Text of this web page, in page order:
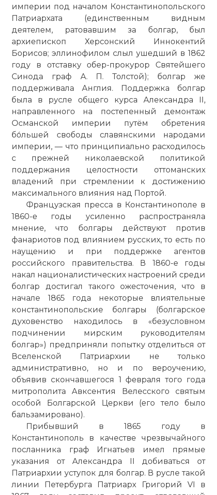
империи под началом Константинопольского
Патриархата (единственным видным
деятелем, ратовавшим за болгар, был
архиепископ Херсонский Иннокентий
Борисов; эллинофилом слыл ушедший в 1862
году в отставку обер-прокурор Святейшего
Синода граф А. П. Толстой); болгар же
поддерживала Англия. Поддержка болгар
была в русле общего курса Александра II,
направленного на постепенный демонтаж
Османской империи путём обретения
бо́льшей свободы славянскими народами
империи, — что принципиально расходилось
с прежней николаевской политикой
поддержания целостности оттоманских
владений при стремлении к достижению
максимального влияния над Портой.
Французская пресса в Константинополе в
1860-е годы усиленно распространяла
мнение, что болгары действуют против
фанариотов под влиянием русских, то есть по
наущению и при поддержке агентов
российского правительства. В 1860-е годы
накал националистических настроений среди
болгар достигал такого ожесточения, что в
начале 1865 года некоторые влиятельные
константинопольские болгары (болгарское
духовенство находилось в «безусловном
подчинении мирским руководителям
болгар») предприняли попытку отделиться от
Вселенской Патриархии не только
административно, но и по вероучению,
объявив скончавшегося 1 февраля того года
митрополита Авксентия Велесского святым
особой Болгарской Церкви (его тело было
бальзамировано).
Прибывший в 1865 году в
Константинополь в качестве чрезвычайного
посланника граф Игнатьев имел прямые
указания от Александра II добиваться от
Патриархии уступок для болгар. В русле такой
линии Петербурга Патриарх Григорий VI в